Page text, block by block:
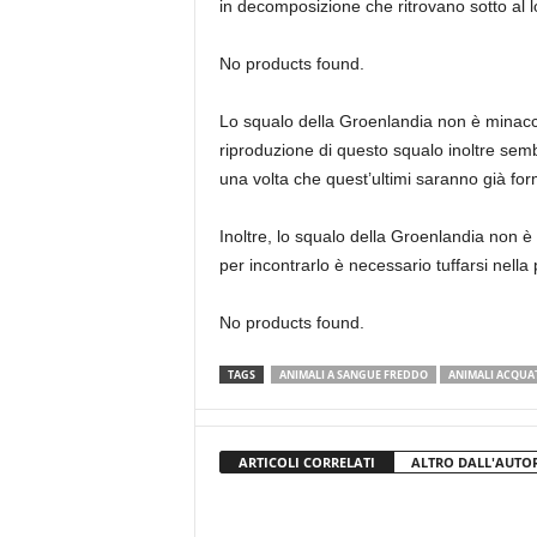
in decomposizione che ritrovano sotto al
No products found.
Lo squalo della Groenlandia non è
riproduzione di questo squalo inoltre
una volta che quest’ultimi saranno già
Inoltre, lo squalo della Groenlandia non
per incontrarlo è necessario tuffarsi
No products found.
TAGS ANIMALI A SANGUE FREDDO ANIMALI
ARTICOLI CORRELATI ALTRO